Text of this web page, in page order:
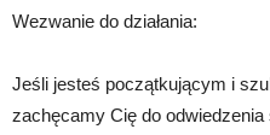
Wezwanie do działania:
Jeśli jesteś początkującym i
zachęcamy Cię do